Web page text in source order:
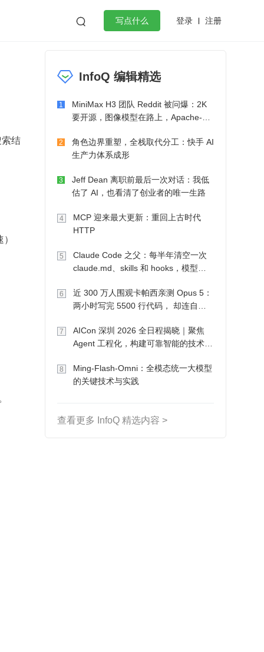
 写点什么 登录 注册
微服务架构 flutter
结
InfoQ 编辑精选
1
MiniMax H3 团队 Reddit 被问爆：2K
要开源，图像模型在路上，Apache-2.0
2
角色边界重塑，全栈取代分工：快手 AI
生产力体系成形
3
Jeff Dean 离职前最后一次对话：我低
估了 AI，也看清了创业者的唯一生路
4
MCP 迎来最大更新：重回上古时代
HTTP
5
Claude Code 之父：每半年清空一次
claude.md、skills 和 hooks，模型自
6
近 300 万人围观卡帕西亲测 Opus 5：
两小时写完 5500 行代码， 却连自己
7
AICon 深圳 2026 全日程揭晓｜聚焦
Agent 工程化，构建可靠智能的技术路
8
Ming-Flash-Omni：全模态统一大模型
的关键技术与实践
查看更多 InfoQ 精选内容 >